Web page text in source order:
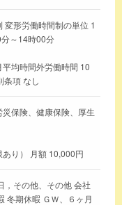
変形労働時間制の単位 1
～14時00分
均時間外労働時間 10
条項 なし
保険、健康保険、厚生
り） 月額 10,000円
，その他、その他 会社
冬期休暇 ＧＷ、６ヶ月